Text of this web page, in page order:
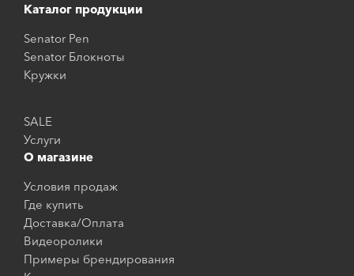
Каталог продукции
Senator Pen
Senator Блокноты
Кружки
SALE
Услуги
О магазине
Условия продаж
Где купить
Доставка/Оплата
Видеоролики
Примеры брендирования